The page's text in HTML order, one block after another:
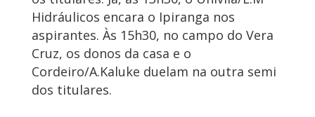
Hidráulicos encara o Ipiranga nos
aspirantes. Às 15h30, no campo do Vera
Cruz, os donos da casa e o
Cordeiro/A.Kaluke duelam na outra semi
dos titulares.